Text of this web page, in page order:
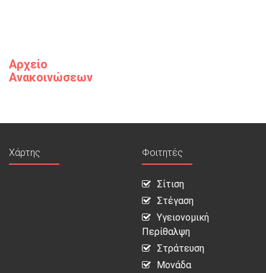
Αρχείο
Ανακοινώσεων
Χάρτης Φοιτητές
Σίτιση
Στέγαση
Υγειονομική
Περίθαλψη
Στράτευση
Μονάδα